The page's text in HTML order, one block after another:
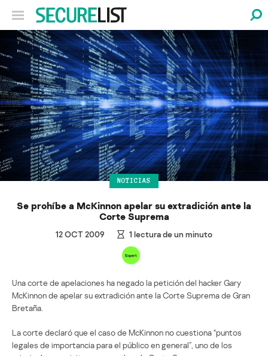
NOTICIAS
Se prohíbe a McKinnon apelar su extradición ante la
Corte Suprema
12 OCT 2009 1 lectura de un minuto
Una corte de apelaciones ha negado la petición del hacker Gary
McKinnon de apelar su extradición ante la Corte Suprema de Gran
Bretaña.
La corte declaró que el caso de McKinnon no cuestiona “puntos
legales de importancia para el público en general”, uno de los